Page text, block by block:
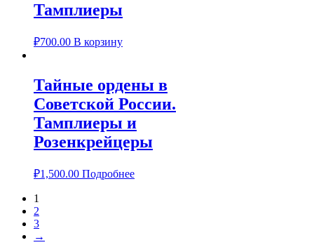
Тамплиеры
₽700.00 В корзину
Тайные ордены в
Советской России.
Тамплиеры и
Розенкрейцеры
₽1,500.00 Подробнее
1
2
3
→